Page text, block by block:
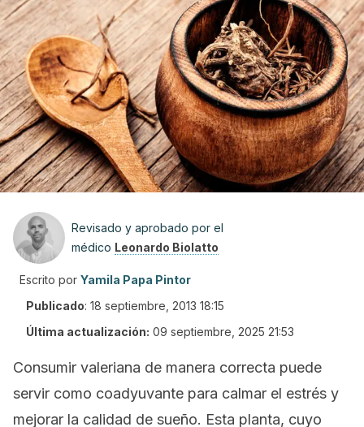
Revisado y aprobado por el
médico Leonardo Biolatto
Escrito por Yamila Papa Pintor
Publicado: 18 septiembre, 2013 18:15
Última actualización: 09 septiembre, 2025 21:53
Consumir valeriana de manera correcta puede
servir como coadyuvante para calmar el estrés y
mejorar la calidad de sueño. Esta planta, cuyo